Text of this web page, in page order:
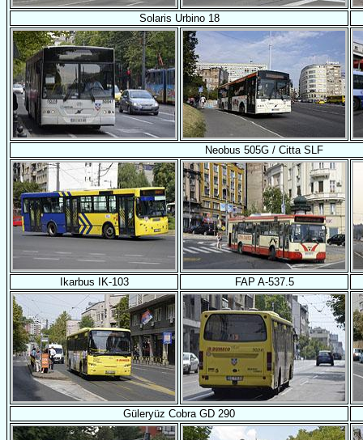
Solaris Urbino 18
Neobus 505G / Citta SLF
Ikarbus IK-103 FAP A-537.5
Güleryüz Cobra GD 290